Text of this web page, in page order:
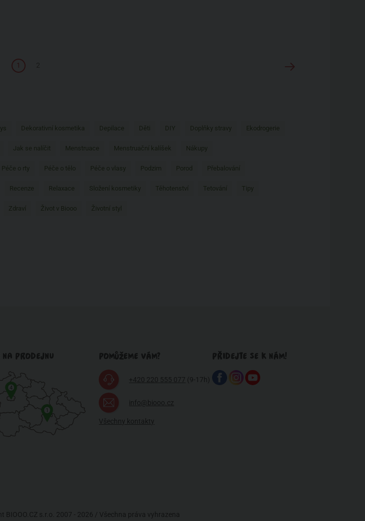
1
Dekorativní kosmetika Depilace Děti DIY Doplňky stravy Ekodrogerie
Jak se nalíčit Menstruace Menstruační kalíšek Nákupy
Péče o rty Péče o tělo Péče o vlasy Podzim Porod Přebalování
Recenze Relaxace Složení kosmetiky Těhotenství Tetování Tipy
Zdraví Život v Biooo Životní styl
NA PRODEJNU
1
4
POMŮŽEME VÁM?
+420 220 555 077 (9-17h)
info@biooo.cz
Všechny kontakty
PŘIDEJTE SE K NÁM!
BIOOO.CZ s.r.o. 2007 - 2026 / Všechna práva vyhrazena